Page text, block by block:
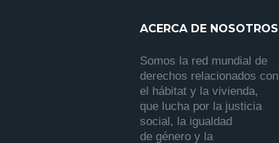
ACERCA DE NOSOTROS
Somos la red mundial de
derechos relacionados con
el hábitat y la vivienda,
que lucha por la justicia
social, la igualdad
de género y la